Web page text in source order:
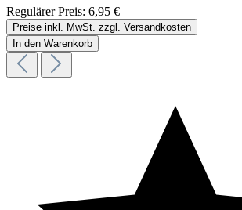
Regulärer Preis: 6,95 €
Preise inkl. MwSt. zzgl. Versandkosten
In den Warenkorb